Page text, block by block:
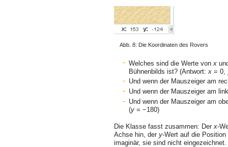
Abb. 8: Die Koordinaten des Rovers
Welches sind die Werte vonx
Bühnenbilds ist? (Antwort:x = 0,
Und wenn der Mauszeiger am
Und wenn der Mauszeiger am
Und wenn der Mauszeiger am
(y = −180)
Die Klasse fasst zusammen: Der x-
Achse hin, der y-Wert auf die
imaginär, sie sind nicht eingezeichnet.